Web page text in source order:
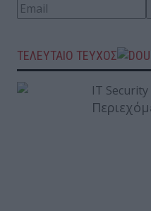
ΤΕΛΕΥΤΑΙΟ ΤΕΥΧΟΣ